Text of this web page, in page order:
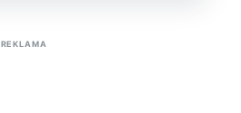
REKLAMA